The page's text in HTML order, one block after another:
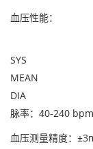
血压性能：
SYS
MEAN
DIA
脉率：40-240 bpm
血压测量精度：